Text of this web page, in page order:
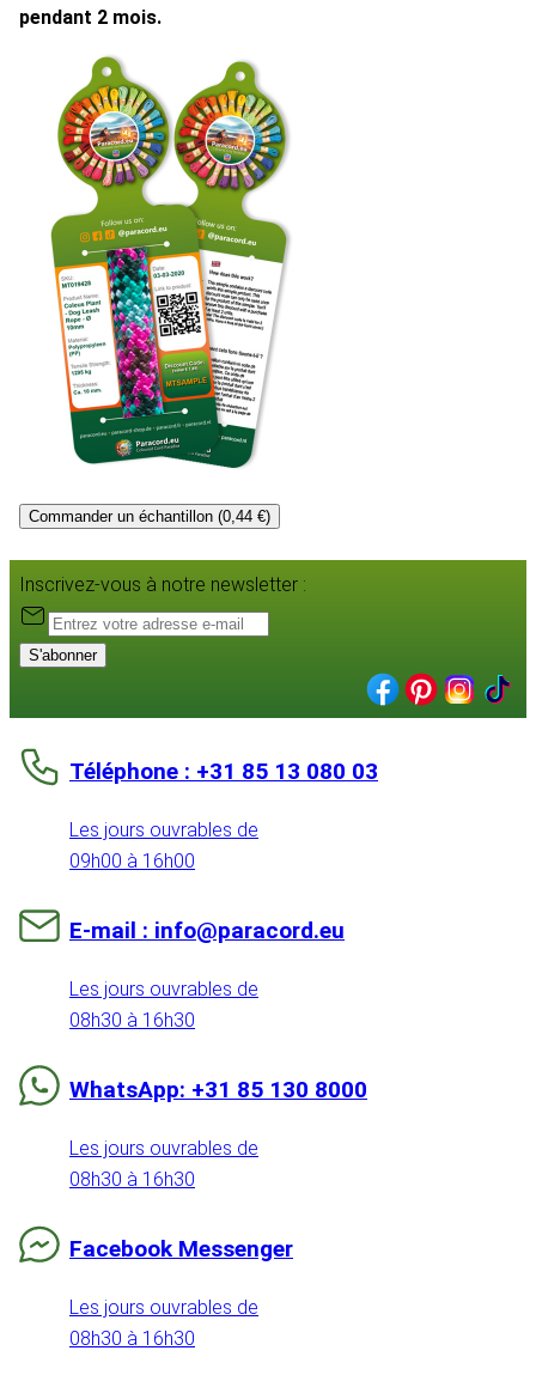
pendant 2 mois.
Commander un échantillon (0,44 €)
Inscrivez-vous à notre newsletter :
S'abonner
Téléphone : +31 85 13 080 03
Les jours ouvrables de
09h00 à 16h00
E-mail : info@paracord.eu
Les jours ouvrables de
08h30 à 16h30
WhatsApp: +31 85 130 8000
Les jours ouvrables de
08h30 à 16h30
Facebook Messenger
Les jours ouvrables de
08h30 à 16h30